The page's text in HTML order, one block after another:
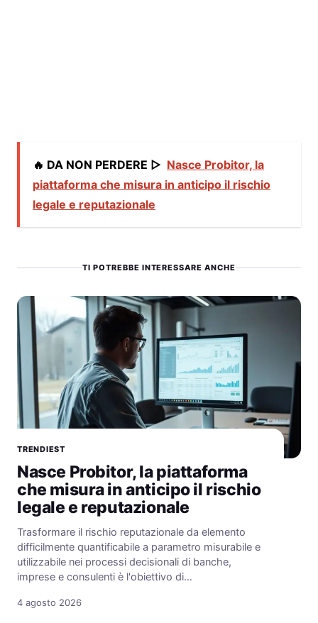
🔥 DA NON PERDERE ▷ Nasce Probitor, la
piattaforma che misura in anticipo il rischio
legale e reputazionale
TI POTREBBE INTERESSARE ANCHE
TRENDIEST
Nasce Probitor, la piattaforma
che misura in anticipo il rischio
legale e reputazionale
Trasformare il rischio reputazionale da elemento
difficilmente quantificabile a parametro misurabile e
utilizzabile nei processi decisionali di banche,
imprese e consulenti è l'obiettivo di…
4 agosto 2026